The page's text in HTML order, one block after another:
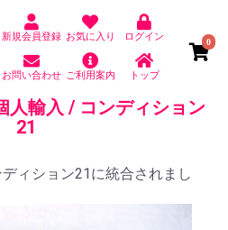
新規会員登録 お気に入り ログイン
お問い合わせ ご利用案内 トップ
0
人輸入 / コンディション
21
ィション21に統合されまし